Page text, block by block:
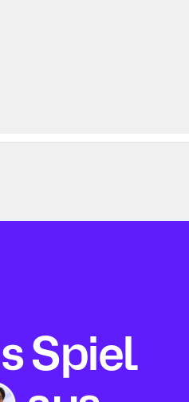
Spiel